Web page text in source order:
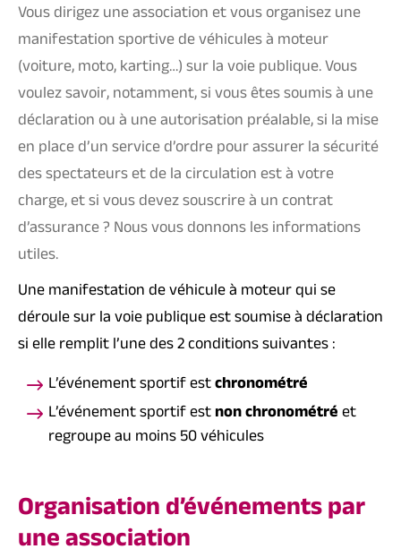
Vous dirigez une association et vous organisez une
manifestation sportive de véhicules à moteur
(voiture, moto, karting…) sur la voie publique. Vous
voulez savoir, notamment, si vous êtes soumis à une
déclaration ou à une autorisation préalable, si la mise
en place d’un service d’ordre pour assurer la sécurité
des spectateurs et de la circulation est à votre
charge, et si vous devez souscrire à un contrat
d’assurance ? Nous vous donnons les informations
utiles.
Une manifestation de véhicule à moteur qui se
déroule sur la voie publique est soumise à déclaration
si elle remplit l’une des 2 conditions suivantes :
L’événement sportif estchronométré
L’événement sportif estnon chronométréet
regroupe au moins 50 véhicules
Organisation d’événements par